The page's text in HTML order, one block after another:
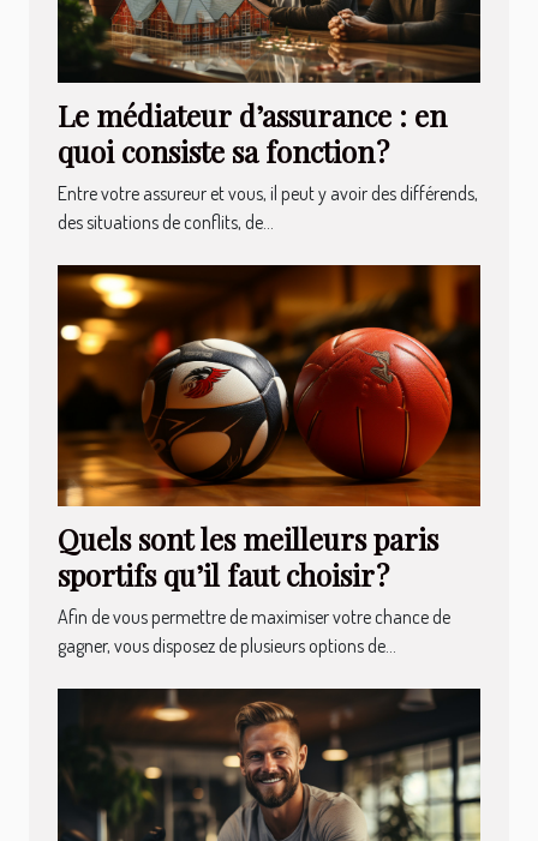
Le médiateur d’assurance : en
quoi consiste sa fonction ?
Entre votre assureur et vous, il peut y avoir des différends,
des situations de conflits, de...
Quels sont les meilleurs paris
sportifs qu’il faut choisir ?
Afin de vous permettre de maximiser votre chance de
gagner, vous disposez de plusieurs options de...